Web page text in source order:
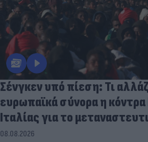
Σένγκεν υπό πίεση: Τι
ευρωπαϊκά σύνορα η κόντρα
Ιταλίας για το
08.08.2026